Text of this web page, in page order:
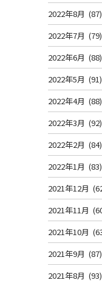
2022年8月 (87)
2022年7月 (79)
2022年6月 (88)
2022年5月 (91)
2022年4月 (88)
2022年3月 (92)
2022年2月 (84)
2022年1月 (83)
2021年12月
2021年11月
2021年10月
2021年9月 (87)
2021年8月 (93)